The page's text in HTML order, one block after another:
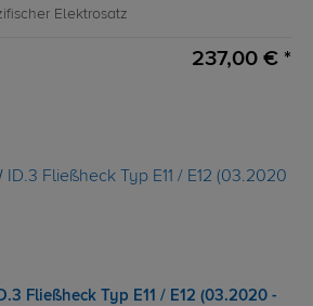
Elektrosatz
237,00 € *
Fließheck Typ E11 / E12 (03.2020 -